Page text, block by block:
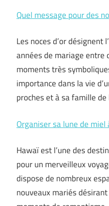
Quel message pour des
Les noces d’or désignent
années de mariage entre
moments très
importance dans la vie
proches et à sa famille
Organiser sa lune de miel
Hawaï est l’une des
pour un merveilleux
dispose de nombreux
nouveaux mariés